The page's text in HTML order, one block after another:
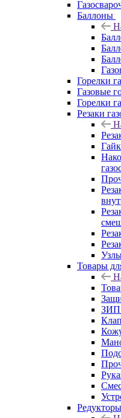
Баллоны
Горелки
Газовые
Горелки
Резаки
Товары
ЗИП